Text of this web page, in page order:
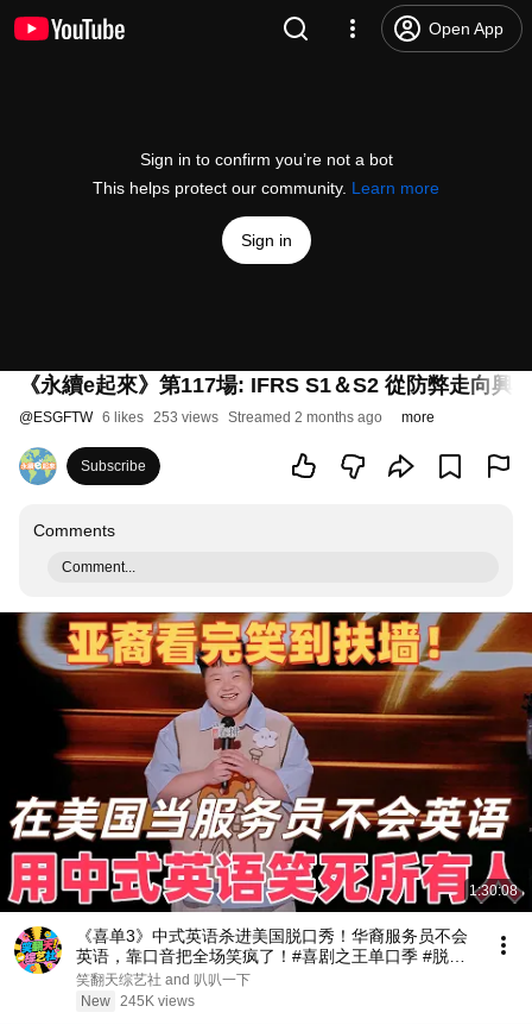
Open App
Sign in to confirm you’re not a bot
This helps protect our community. Learn more
Sign in
《永續e起來》第117場: IFRS S1＆S2 從防弊走向
@ESGFTW 6 likes 253 views Streamed 2 months ago more
Subscribe
Comments
Comment...
1:30:08
《喜单3》中式英语杀进美国脱口秀！华裔服务员不会
英语，靠口音把全场笑疯了！#喜剧之王单口季 #脱口
秀 #搞笑 #喜剧 #funny #综艺
笑翻天综艺社 and 叭叭一下
New 245K views